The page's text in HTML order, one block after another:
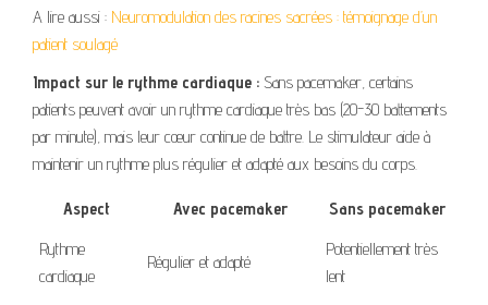
A lire aussi : Neuromodulation des racines sacrées : témoignage d’un
patient soulagé
Impact sur le rythme cardiaque : Sans pacemaker, certains
patients peuvent avoir un rythme cardiaque très bas (20-30 battements
par minute), mais leur cœur continue de battre. Le stimulateur aide à
maintenir un rythme plus régulier et adapté aux besoins du corps.
Aspect Avec pacemaker
Sans pacemaker
Rythme
cardiaque
Régulier et adapté
Potentiellement très
lent